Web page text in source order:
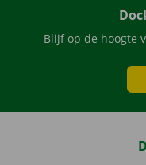
Blijf op de hoogte